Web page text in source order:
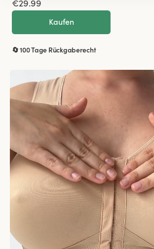
€29.99
Kaufen
🔄 100 Tage Rückgaberecht